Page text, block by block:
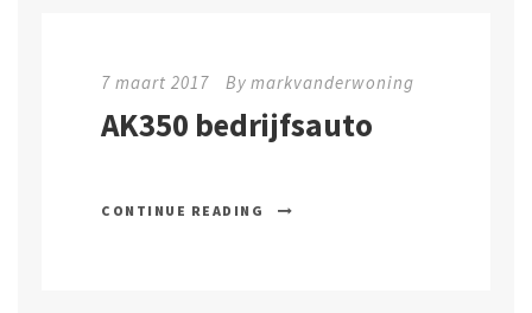
7 maart 2017 By markvanderwoning
AK350 bedrijfsauto
CONTINUE READING